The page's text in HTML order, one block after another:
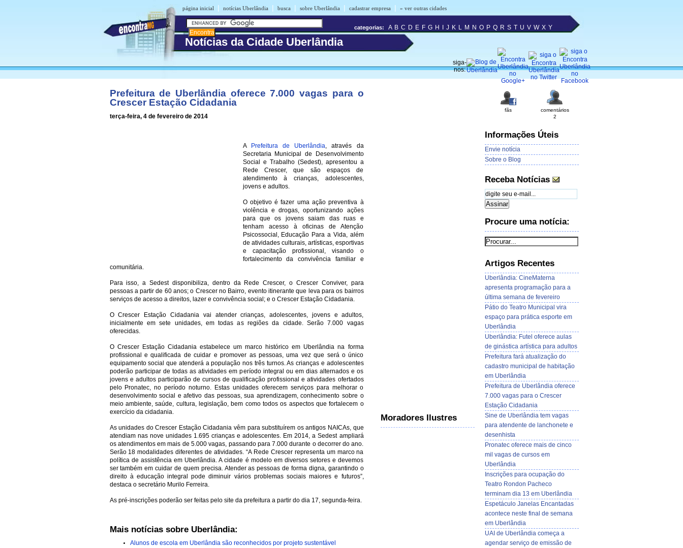
página inicial | notícias Uberlândia | busca | sobre Uberlândia | cadastrar empresa | » ver outras cidades
Notícias da Cidade Uberlândia
siga-
nos:
categorias: A B C D E F G H J K L M N O P Q R S T U V W X Y
Prefeitura de Uberlândia oferece 7.000 vagas para o
Crescer Estação Cidadania
terça-feira, 4 de fevereiro de 2014
A Prefeitura de Uberlândia, através da
Secretaria Municipal de Desenvolvimento
Social e Trabalho (Sedest), apresentou a
Rede Crescer, que são espaços de
atendimento à crianças, adolescentes,
jovens e adultos.
O objetivo é fazer uma ação preventiva à
violência e drogas, oportunizando ações
para que os jovens saiam das ruas e
tenham acesso à oficinas de Atenção
Psicossocial, Educação Para a Vida, além
de atividades culturais, artísticas, esportivas
e capacitação profissional, visando o
fortalecimento da convivência familiar e
comunitária.
Para isso, a Sedest disponibiliza, dentro da Rede Crescer, o Crescer Conviver, para
pessoas a partir de 60 anos; o Crescer no Bairro, evento itinerante que leva para os bairros
serviços de acesso a direitos, lazer e convivência social; e o Crescer Estação Cidadania.
O Crescer Estação Cidadania vai atender crianças, adolescentes, jovens e adultos,
inicialmente em sete unidades, em todas as regiões da cidade. Serão 7.000 vagas
oferecidas.
O Crescer Estação Cidadania estabelece um marco histórico em Uberlândia na forma
profissional e qualificada de cuidar e promover as pessoas, uma vez que será o único
equipamento social que atenderá a população nos três turnos. As crianças e adolescentes
poderão participar de todas as atividades em período integral ou em dias alternados e os
jovens e adultos participarão de cursos de qualificação profissional e atividades ofertados
pelo Pronatec, no período noturno. Estas unidades oferecem serviços para melhorar o
desenvolvimento social e afetivo das pessoas, sua aprendizagem, conhecimento sobre o
meio ambiente, saúde, cultura, legislação, bem como todos os aspectos que fortalecem o
exercício da cidadania.
As unidades do Crescer Estação Cidadania vêm para substituírem os antigos NAICAs, que
atendiam nas nove unidades 1.695 crianças e adolescentes. Em 2014, a Sedest ampliará
os atendimentos em mais de 5.000 vagas, passando para 7.000 durante o decorrer do ano.
Serão 18 modalidades diferentes de atividades. “A Rede Crescer representa um marco na
política de assistência em Uberlândia. A cidade é modelo em diversos setores e devemos
ser também em cuidar de quem precisa. Atender as pessoas de forma digna, garantindo o
direito à educação integral pode diminuir vários problemas sociais maiores e futuros”,
destaca o secretário Murilo Ferreira.
As pré-inscrições poderão ser feitas pelo site da prefeitura a partir do dia 17, segunda-feira.
Mais notícias sobre Uberlândia:
Alunos de escola em Uberlândia são reconhecidos por projeto sustentável
Moradores Ilustres
fãs
comentários
2
Informações Úteis
Envie notícia
Sobre o Blog
Receba Notícias
Procure uma notícia:
Artigos Recentes
Uberlândia: CineMaterna
apresenta programação para a
última semana de fevereiro
Pátio do Teatro Municipal vira
espaço para prática esporte em
Uberlândia
Uberlândia: Futel oferece aulas
de ginástica artística para adultos
Prefeitura fará atualização do
cadastro municipal de habitação
em Uberlândia
Prefeitura de Uberlândia oferece
7.000 vagas para o Crescer
Estação Cidadania
Sine de Uberlândia tem vagas
para atendente de lanchonete e
desenhista
Pronatec oferece mais de cinco
mil vagas de cursos em
Uberlândia
Inscrições para ocupação do
Teatro Rondon Pacheco
terminam dia 13 em Uberlândia
Espetáculo Janelas Encantadas
acontece neste final de semana
em Uberlândia
UAI de Uberlândia começa a
agendar serviço de emissão de